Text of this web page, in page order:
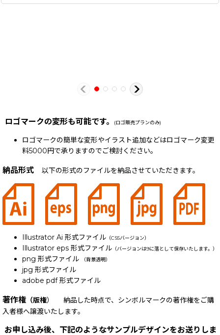
ロゴマークの変形も可能です。 (ロゴ販売プランのみ)
ロゴマークの簡単な変形やイラスト追加などはロゴマーク変更
料5000円で承りますのでご検討ください。
納品形式 以下の形式のファイルを納品させていただきます。
Illustrator Ai 形式ファイル （CS5バージョン）
Illustrator eps 形式ファイル （バージョンは9に落として保存いたします。）
png 形式ファイル （背景透明）
jpg 形式ファイル
adobe pdf 形式ファイル
著作権 （版権） 納品した時点で、シンボルマークの著作権をご購
入者様へ譲渡いたします。
お申し込み後、下記のようなサンプルデザインをお送りしま